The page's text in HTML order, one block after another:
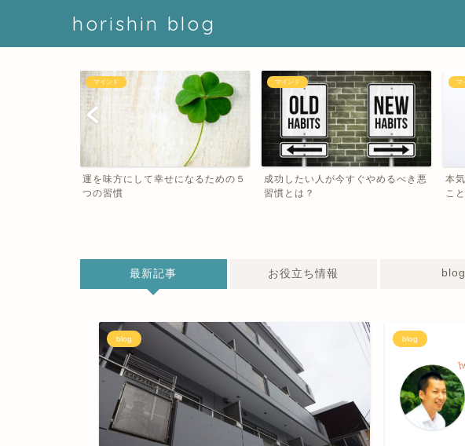
horishin blog
マインド
成功したい人が今すぐやめるべき悪
習慣とは？
マインド
本気で目標を達成したいなら、やる
ことは４つのステップだけ
マ
成
ド
最新記事 お役立ち情報 blog
blog blog